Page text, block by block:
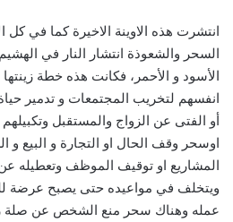
انتشرت هذه الاوينة الاخيرة كما في
السحر والشعوذة انتشار النار في
الأسود و الأحمر، فكانت هذه خطة
انفسهم لتخريب المجتمعات و تدمير
أو الفتى عن الزواج والمستقبل
اوسحر وقف الحال او التجارة و البيع و
المشاريع او توقيف الموظف وتعطيله
ويتخلف في مواعيده حتى يصبح عرضة
عمله وهناك سحر منع الشخص عن صلة